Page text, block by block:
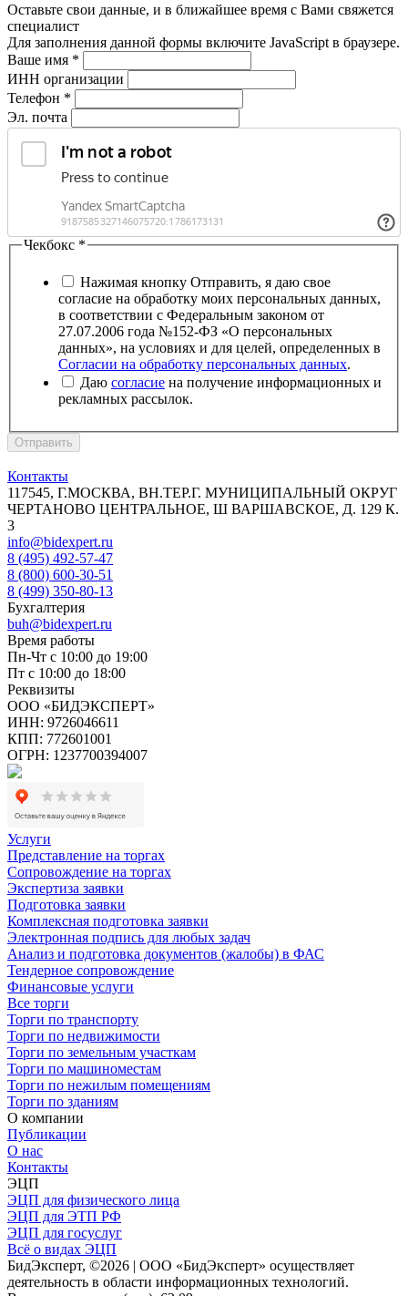
Оставьте свои данные, и в ближайшее время с Вами свяжется
специалист
Для заполнения данной формы включите JavaScript в браузере.
Ваше имя *
ИНН организации
Телефон *
Эл. почта
Чекбокс *
Нажимая кнопку Отправить, я даю свое
согласие на обработку моих персональных данных,
в соответствии с Федеральным законом от
27.07.2006 года №152-ФЗ «О персональных
данных», на условиях и для целей, определенных в
Согласии на обработку персональных данных.
Даю согласие на получение информационных и
рекламных рассылок.
Отправить
Контакты
117545, Г.МОСКВА, ВН.ТЕР.Г. МУНИЦИПАЛЬНЫЙ ОКРУГ
ЧЕРТАНОВО ЦЕНТРАЛЬНОЕ, Ш ВАРШАВСКОЕ, Д. 129 К.
3
info@bidexpert.ru
8 (495) 492-57-47
8 (800) 600-30-51
8 (499) 350-80-13
Бухгалтерия
buh@bidexpert.ru
Время работы
Пн-Чт с 10:00 до 19:00
Пт с 10:00 до 18:00
Реквизиты
ООО «БИДЭКСПЕРТ»
ИНН: 9726046611
КПП: 772601001
ОГРН: 1237700394007
Услуги
Представление на торгах
Сопровождение на торгах
Экспертиза заявки
Подготовка заявки
Комплексная подготовка заявки
Электронная подпись для любых задач
Анализ и подготовка документов (жалобы) в ФАС
Тендерное сопровождение
Финансовые услуги
Все торги
Торги по транспорту
Торги по недвижимости
Торги по земельным участкам
Торги по машиноместам
Торги по нежилым помещениям
Торги по зданиям
О компании
Публикации
О нас
Контакты
ЭЦП
ЭЦП для физического лица
ЭЦП для ЭТП РФ
ЭЦП для госуслуг
Всё о видах ЭЦП
БидЭксперт, ©2026 | ООО «БидЭксперт» осуществляет
деятельность в области информационных технологий.